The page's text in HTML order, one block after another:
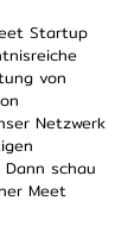
Startup
von
Netzwerk
schau
Meet